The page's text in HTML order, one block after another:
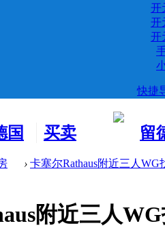
开
开
开
快捷
国
生活
买卖
市场
留
新
› 卡塞尔Rathaus附近三人WG
附近三人